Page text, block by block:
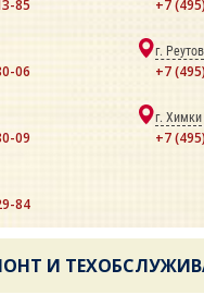
85 +7
06
г. Реутов
+7
09
г. Химки
+7
84
И